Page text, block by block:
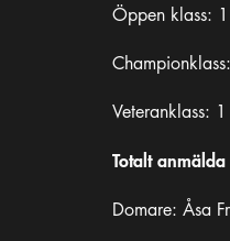
Öppen klass: 1
Veteranklass: 1
Totalt
Domare: Åsa